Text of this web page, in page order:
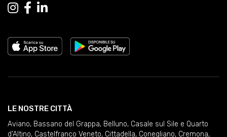
LE NOSTRE CITTÀ
Aviano, Bassano del Grappa, Belluno, Casale sul Sile e Quarto
d'Altino, Castelfranco Veneto, Cittadella, Conegliano, Cremona,